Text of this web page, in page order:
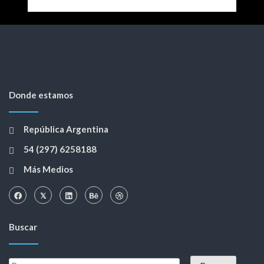
Donde estamos
República Argentina
54 (297) 6258188
Más Medios
Buscar